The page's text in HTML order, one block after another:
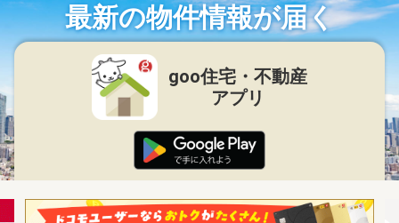
最新の物件情報が届く
goo住宅・不動産
アプリ